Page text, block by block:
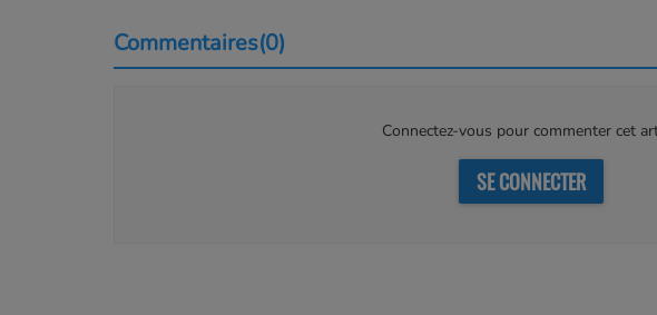
Commentaires(0)
Connectez-vous pour commenter cet
SE CONNECTER